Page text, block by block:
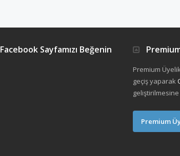
Facebook Sayfamızı Beğenin
Premium
geçiş yaparak
Premium